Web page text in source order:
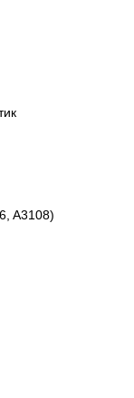
A3108)